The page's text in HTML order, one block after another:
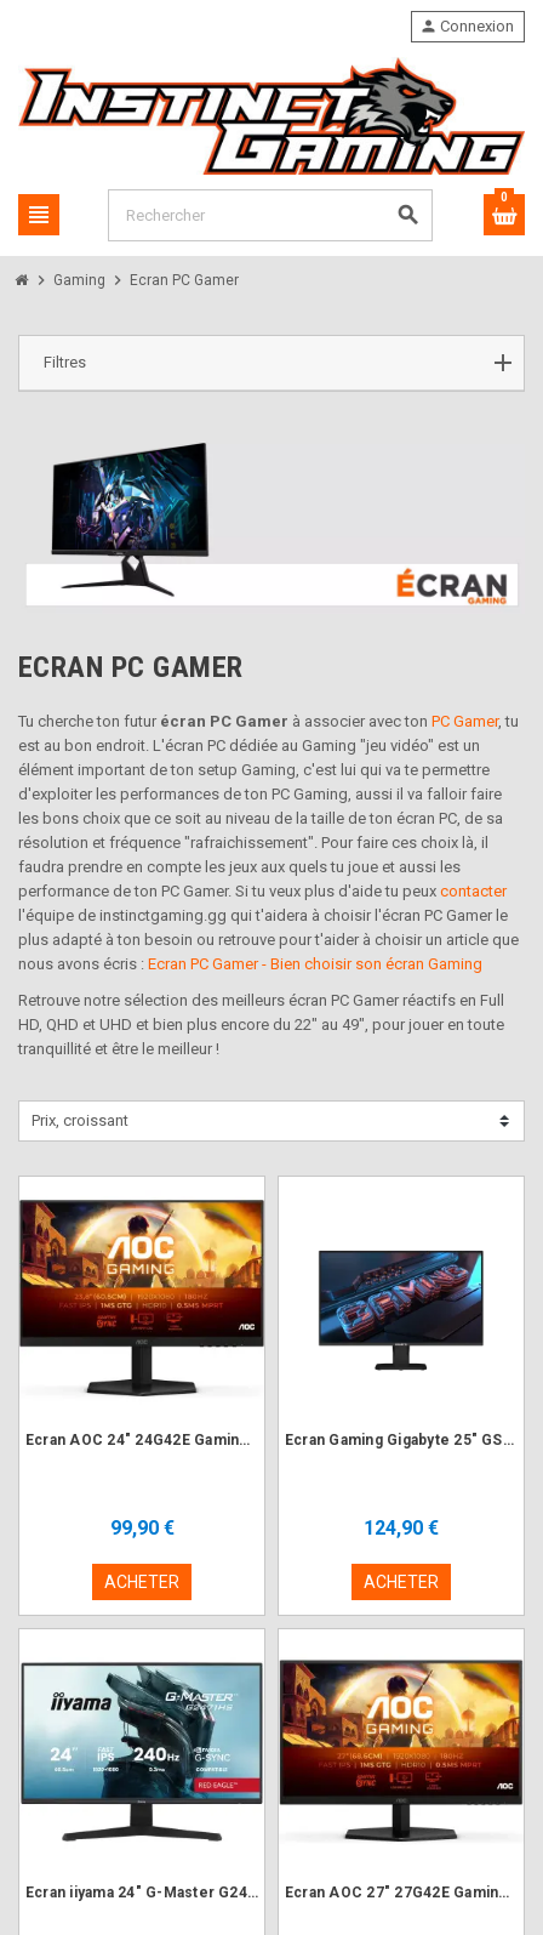
view_headline search
person Connexion
0
chevron_right Gaming chevron_right Ecran PC Gamer
Filtres
ECRAN PC GAMER
Tu cherche ton futur écran PC Gamer à associer avec ton PC Gamer, tu
est au bon endroit. L'écran PC dédiée au Gaming "jeu vidéo" est un
élément important de ton setup Gaming, c'est lui qui va te permettre
d'exploiter les performances de ton PC Gaming, aussi il va falloir faire
les bons choix que ce soit au niveau de la taille de ton écran PC, de sa
résolution et fréquence "rafraichissement". Pour faire ces choix là, il
faudra prendre en compte les jeux aux quels tu joue et aussi les
performance de ton PC Gamer. Si tu veux plus d'aide tu peux contacter
l'équipe de instinctgaming.gg qui t'aidera à choisir l'écran PC Gamer le
plus adapté à ton besoin ou retrouve pour t'aider à choisir un article que
nous avons écris : Ecran PC Gamer - Bien choisir son écran Gaming
Retrouve notre sélection des meilleurs écran PC Gamer réactifs en Full
HD, QHD et UHD et bien plus encore du 22" au 49", pour jouer en toute
tranquillité et être le meilleur !
Prix, croissant
Ecran AOC 24" 24G42E Gaming 1920x1080 180Hz 1ms
99,90 €
ACHETER
Ecran Gaming Gigabyte 25" GS25F2 1920x1080 200Hz 1ms
124,90 €
ACHETER
Ecran iiyama 24" G-Master G2471HS-B1 1920x1080 240Hz 0.3ms Ecran AOC 27" 27G42E Gaming 1920x1080 180Hz 1ms